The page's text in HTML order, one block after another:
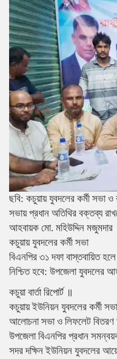
ছবি: কচুয়ায় যুবদলের কর্মী সভা ও
সভায় প্রধান অতিথির বক্তব্য
আহবায়ক মো. মহিউদ্দিন মজুমদার
কচুয়ায় যুবদলের কর্মী সভা
বিএনপির ৩১ দফা বাস্তবায়িত
নিশ্চিত হবে: উপজেলা যুবদলের
কচুয়া বার্তা রিপোর্ট ॥
কচুয়ায় ইউনিয়ন যুবদলের কর্মী
আলোচনা সভা ও লিফলেট বিতরণ
উপজেলা বিএনপির প্রধান
সদর দক্ষিন ইউনিয়ন যুবদলের